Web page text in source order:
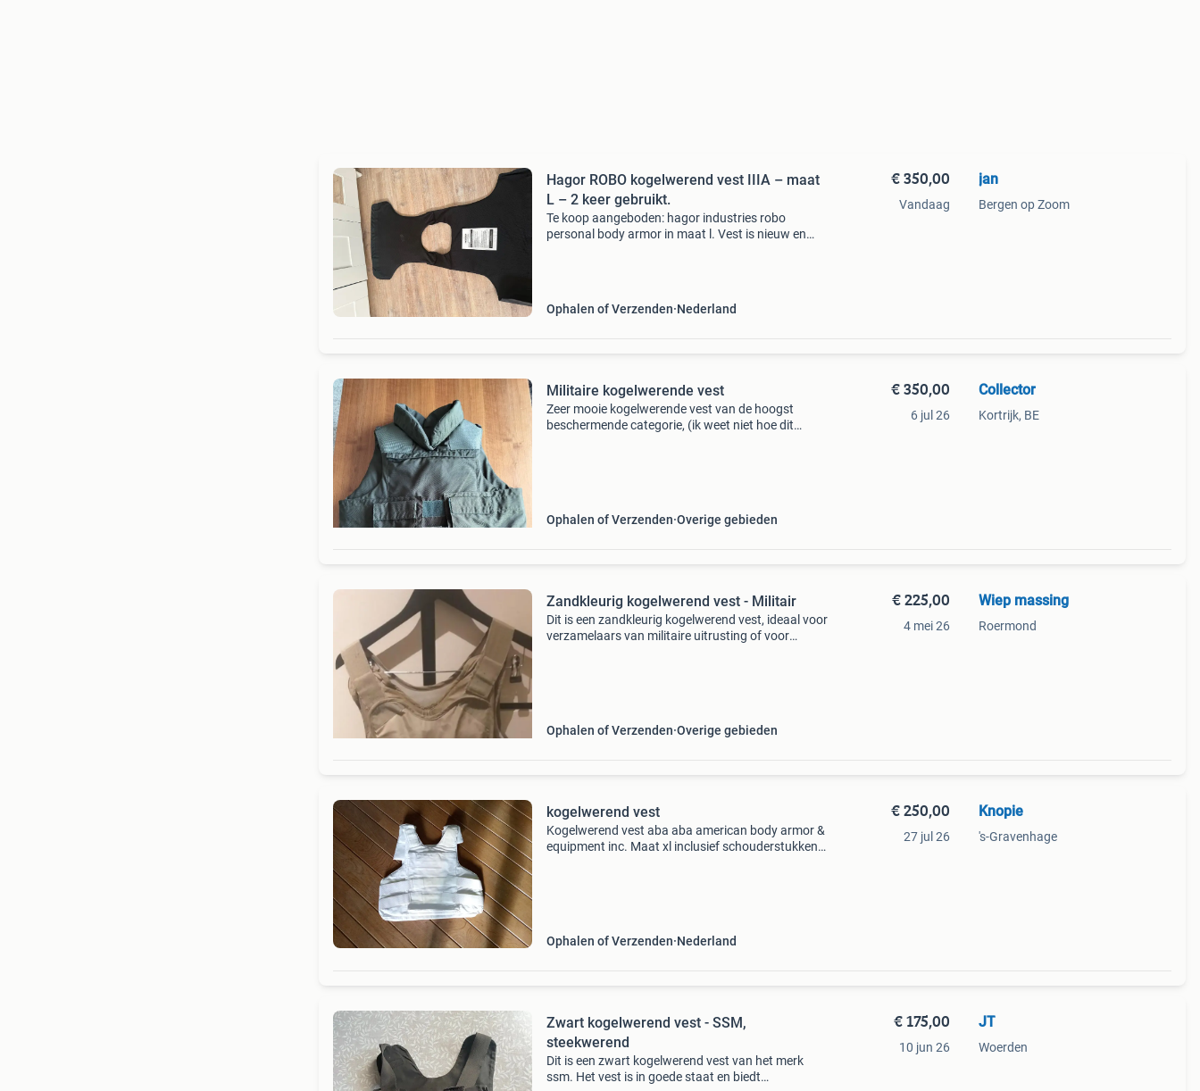
Hagor ROBO kogelwerend vest IIIA – maat
L – 2 keer gebruikt.
Te koop aangeboden: hagor industries robo
personal body armor in maat l. Vest is nieuw en
Ophalen of Verzenden Nederland
€ 350,00
Vandaag
jan
Bergen op Zoom
Militaire kogelwerende vest
Zeer mooie kogelwerende vest van de hoogst
beschermende categorie, (ik weet niet hoe dit
Ophalen of Verzenden Overige gebieden
€ 350,00
6 jul 26
Collector
Kortrijk, BE
Zandkleurig kogelwerend vest - Militair
Dit is een zandkleurig kogelwerend vest, ideaal voor
verzamelaars van militaire uitrusting of voor
Ophalen of Verzenden Overige gebieden
€ 225,00
4 mei 26
Wiep massing
Roermond
kogelwerend vest
Kogelwerend vest aba aba american body armor &
equipment inc. Maat xl inclusief schouderstukken
Ophalen of Verzenden Nederland
€ 250,00
27 jul 26
Knopie
's-Gravenhage
Zwart kogelwerend vest - SSM,
steekwerend
Dit is een zwart kogelwerend vest van het merk
ssm. Het vest is in goede staat en biedt
€ 175,00
10 jun 26
JT
Woerden